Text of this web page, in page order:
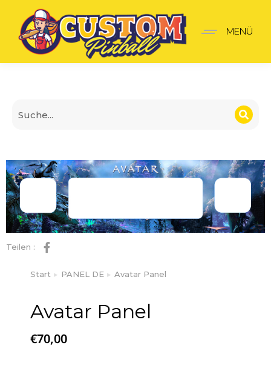
Avatar Panel
MENÜ
Teilen :
Sie befinden sich hier:
Start PANEL DE Avatar Panel
Avatar Panel
€70,00